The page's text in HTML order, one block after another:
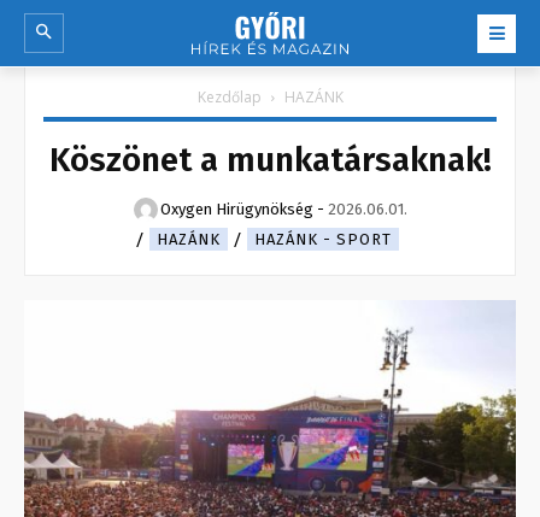
Kezdőlap HAZÁNK
Köszönet a munkatársaknak!
Oxygen Hirügynökség - 2026.06.01.
HAZÁNK
HAZÁNK - SPORT